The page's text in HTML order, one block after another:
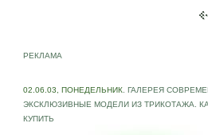
РЕКЛАМА
02.06.03, ПОНЕДЕЛЬНИК . ГАЛЕРЕЯ
ЭКСКЛЮЗИВНЫЕ МОДЕЛИ ИЗ ТРИКОТАЖА.
КУПИТЬ